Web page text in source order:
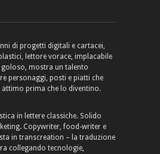
di progetti digitali e cartacei,
lettore vorace, implacabile
mostra un talento
personaggi, posti e piatti che
prima che lo diventino.
in lettere classiche. Solido
Copywriter, food-writer e
in transcreation – la traduzione
collegando tecnologie,